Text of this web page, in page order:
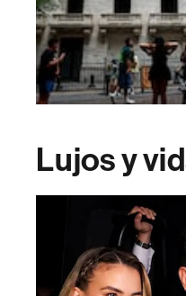
Lujos y